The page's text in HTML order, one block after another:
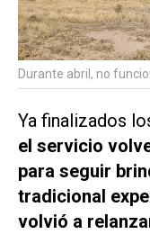
Durante abril, no
Ya finalizados
el servicio
para seguir
tradicional
volvió a